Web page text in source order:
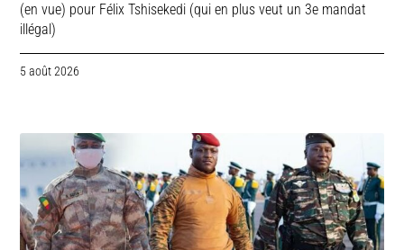
(en vue) pour Félix Tshisekedi (qui en plus veut un 3e mandat
illégal)
5 août 2026